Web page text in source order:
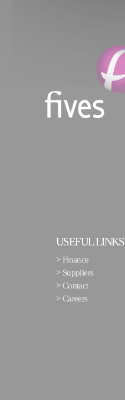
USEFUL LINKS
> Finance
> Suppliers
>Contact
>Careers